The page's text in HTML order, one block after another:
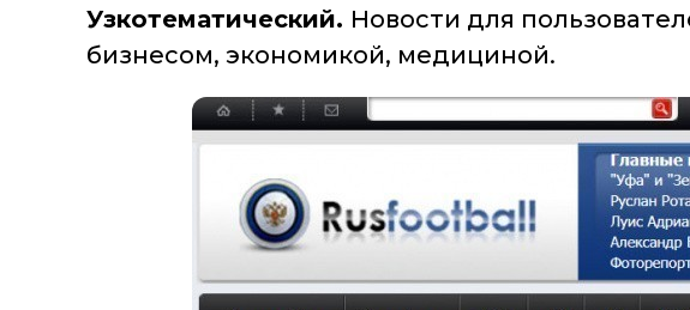
Узкотематический. Новости для
бизнесом, экономикой, медициной.